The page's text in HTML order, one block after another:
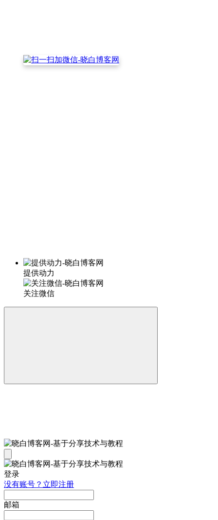
提供动力
关注微信
登录
没有账号？立即注册
邮箱